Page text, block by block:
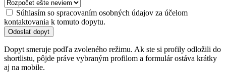
Súhlasím so spracovaním osobných údajov za účelom
kontaktovania k tomuto dopytu.
Odoslať dopyt
Dopyt smeruje podľa zvoleného režimu. Ak ste si profily odložili do
shortlistu, pôjde práve vybraným profilom a formulár ostáva krátky
aj na mobile.